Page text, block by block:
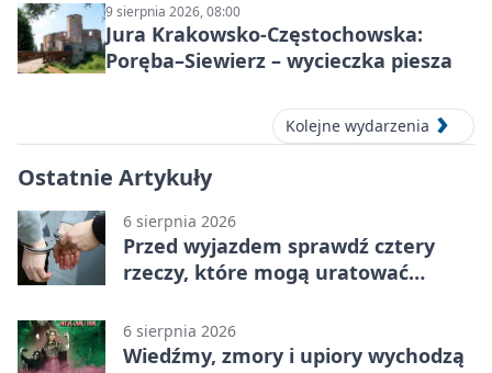
9 sierpnia 2026, 08:00
Jura Krakowsko-Częstochowska:
Poręba–Siewierz – wycieczka piesza
Kolejne wydarzenia
Ostatnie Artykuły
6 sierpnia 2026
Przed wyjazdem sprawdź cztery
rzeczy, które mogą uratować
6 sierpnia 2026
Wiedźmy, zmory i upiory wychodzą